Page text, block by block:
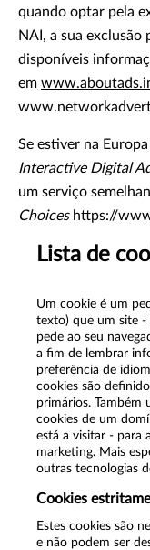
quando optar pela
NAI, a sua exclusão
disponíveis
em
Se estiver na
Interactive Digital
um serviço
Choiceshttps://
Lista de
Um cookie é um
texto) que um site
pede ao seu
a fim de lembrar
preferência de
cookies são
primários. Também
cookies de um
está a visitar - para
marketing. Mais
outras tecnologias
Cookies
Estes cookies são
e não podem ser